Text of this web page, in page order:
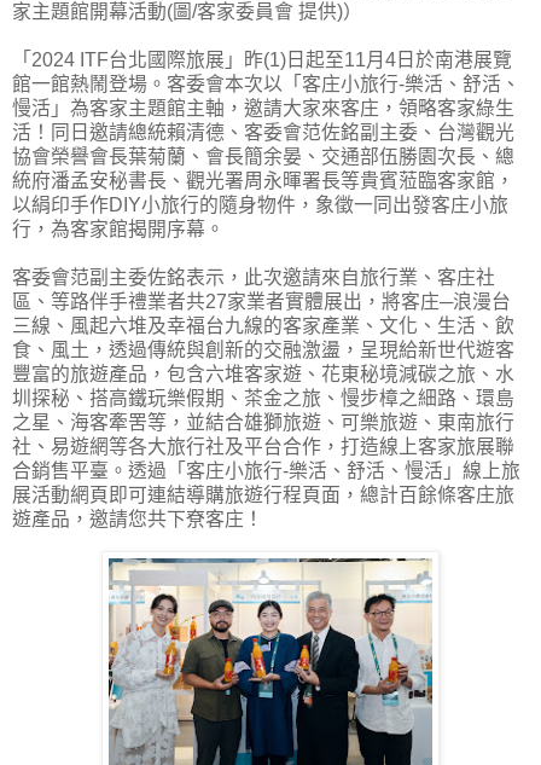
家主題館開幕活動(圖/客家委員會 提供)）
「2024 ITF台北國際旅展」昨(1)日起至11月4日於南港展覽
館一館熱鬧登場。客委會本次以「客庄小旅行-樂活、舒活、
慢活」為客家主題館主軸，邀請大家來客庄，領略客家綠生
活！同日邀請總統賴清德、客委會范佐銘副主委、台灣觀光
協會榮譽會長葉菊蘭、會長簡余晏、交通部伍勝園次長、總
統府潘孟安秘書長、觀光署周永暉署長等貴賓蒞臨客家館，
以絹印手作DIY小旅行的隨身物件，象徵一同出發客庄小旅
行，為客家館揭開序幕。
客委會范副主委佐銘表示，此次邀請來自旅行業、客庄社
區、等路伴手禮業者共27家業者實體展出，將客庄─浪漫台
三線、風起六堆及幸福台九線的客家產業、文化、生活、飲
食、風土，透過傳統與創新的交融激盪，呈現給新世代遊客
豐富的旅遊產品，包含六堆客家遊、花東秘境減碳之旅、水
圳探秘、搭高鐵玩樂假期、茶金之旅、慢步樟之細路、環島
之星、海客牽罟等，並結合雄獅旅遊、可樂旅遊、東南旅行
社、易遊網等各大旅行社及平台合作，打造線上客家旅展聯
合銷售平臺。透過「客庄小旅行-樂活、舒活、慢活」線上旅
展活動網頁即可連結導購旅遊行程頁面，總計百餘條客庄旅
遊產品，邀請您共下尞客庄！